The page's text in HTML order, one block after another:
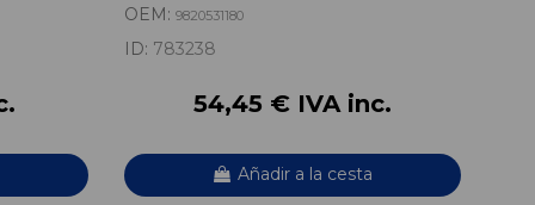
OEM: 9820531180
ID: 783238
54,45 € IVA inc.
Añadir a la cesta